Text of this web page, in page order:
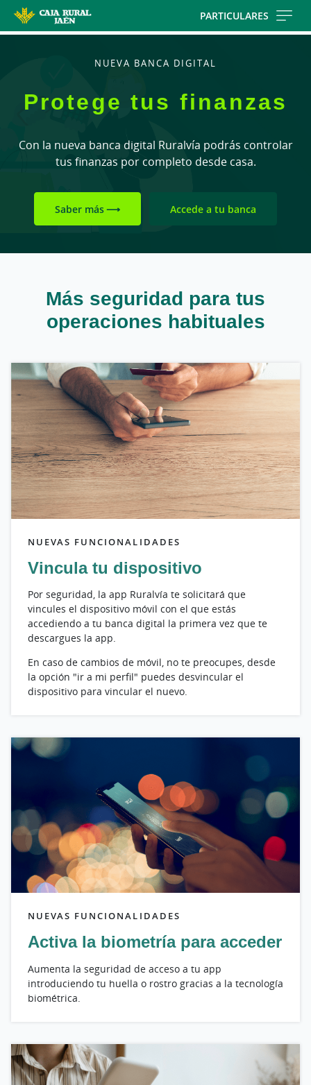
contentt
PARTICULARES
NUEVA BANCA DIGITAL
Protege tus finanzas
Con la nueva banca digital Ruralvía podrás controlar
tus finanzas por completo desde casa.
Saber más Accede a tu banca
Más seguridad para tus
operaciones habituales
NUEVAS FUNCIONALIDADES
Vincula tu dispositivo
Por seguridad, la app Ruralvía te solicitará que
vincules el dispositivo móvil con el que estás
accediendo a tu banca digital la primera vez que te
descargues la app.
En caso de cambios de móvil, no te preocupes, desde
la opción "ir a mi perfil" puedes desvincular el
dispositivo para vincular el nuevo.
NUEVAS FUNCIONALIDADES
Activa la biometría para acceder
Aumenta la seguridad de acceso a tu app
introduciendo tu huella o rostro gracias a la tecnología
biométrica.